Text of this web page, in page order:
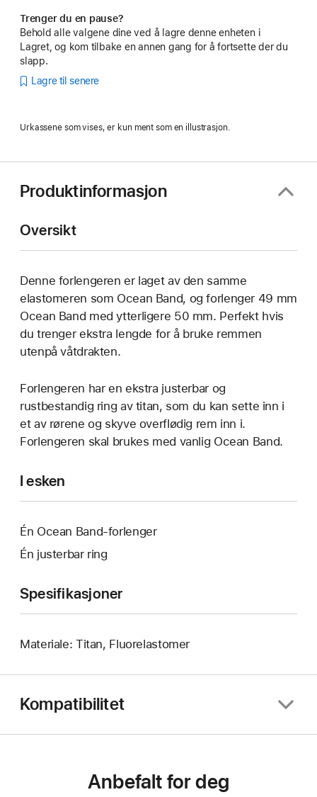
Trenger du en pause?
Behold alle valgene dine ved å lagre denne enheten i
Lagret, og kom tilbake en annen gang for å fortsette der du
slapp.
Lagre til senere
Urkassene som vises, er kun ment som en illustrasjon.
Produktinformasjon
Oversikt
Denne forlengeren er laget av den samme
elastomeren som Ocean Band, og forlenger 49 mm
Ocean Band med ytterligere 50 mm. Perfekt hvis
du trenger ekstra lengde for å bruke remmen
utenpå våtdrakten.
Forlengeren har en ekstra justerbar og
rustbestandig ring av titan, som du kan sette inn i
et av rørene og skyve overflødig rem inn i.
Forlengeren skal brukes med vanlig Ocean Band.
I esken
Én Ocean Band-forlenger
Én justerbar ring
Spesifikasjoner
Materiale: Titan, Fluorelastomer
Kompatibilitet
Anbefalt for deg